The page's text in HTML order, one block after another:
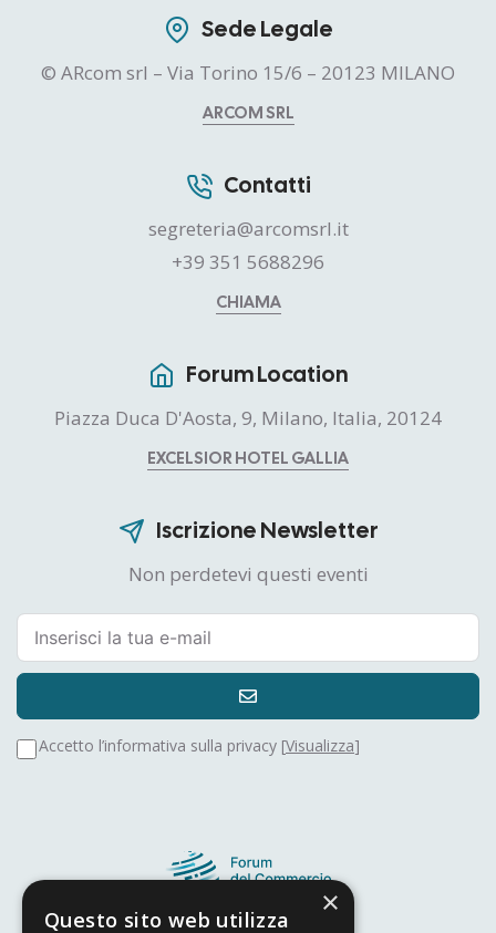
Sede Legale
© ARcom srl – Via Torino 15/6 – 20123 MILANO
ARCOM SRL
Contatti
segreteria@arcomsrl.it
+39 351 5688296
CHIAMA
Forum Location
Piazza Duca D'Aosta, 9, Milano, Italia, 20124
EXCELSIOR HOTEL GALLIA
Iscrizione Newsletter
Non perdetevi questi eventi
Accetto l’informativa sulla privacy [Visualizza]
×
Questo sito web utilizza